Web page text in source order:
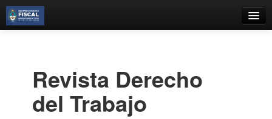
Estantes Virtuales
Revista Derecho
del Trabajo